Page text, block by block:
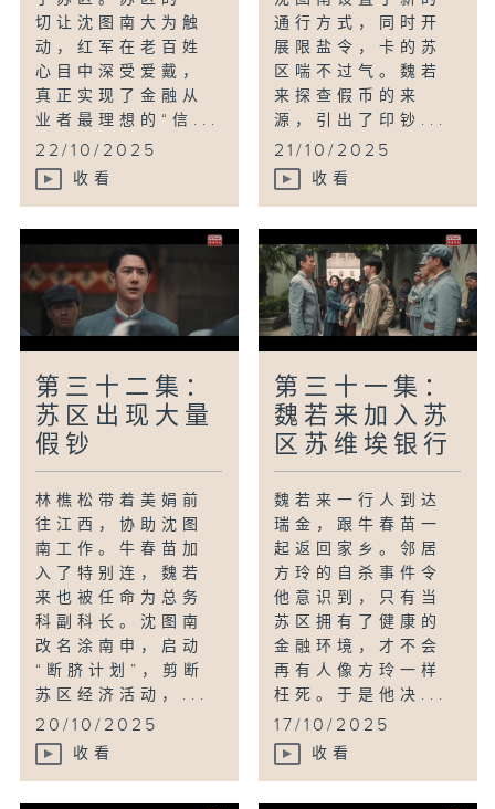
切让沈图南大为触
动，红军在老百姓
心目中深受爱戴，
真正实现了金融从
业者最理想的“信...
22/10/2025
收看
通行方式，同时开
展限盐令，卡的苏
区喘不过气。魏若
来探查假币的来
源，引出了印钞...
21/10/2025
收看
第三十二集：
苏区出现大量
假钞
林樵松带着美娟前
往江西，协助沈图
南工作。牛春苗加
入了特别连，魏若
来也被任命为总务
科副科长。沈图南
改名涂南申，启动
“断脐计划”，剪断
苏区经济活动，...
20/10/2025
收看
第三十一集：
魏若来加入苏
区苏维埃银行
魏若来一行人到达
瑞金，跟牛春苗一
起返回家乡。邻居
方玲的自杀事件令
他意识到，只有当
苏区拥有了健康的
金融环境，才不会
再有人像方玲一样
枉死。于是他决...
17/10/2025
收看